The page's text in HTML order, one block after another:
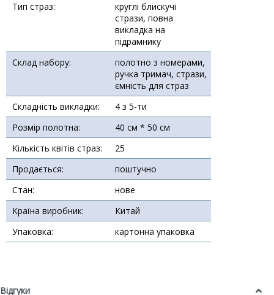
Тип страз:
круглі блискучі
стрази, повна
викладка на
підрамнику
Склад набору:
полотно з номерами,
ручка тримач, стрази,
ємність для страз
Складність викладки:
4 з 5-ти
Розмір полотна:
40 см * 50 см
Кількість квітів страз:
25
Продається:
поштучно
Стан:
нове
Країна виробник:
Китай
Упаковка:
картонна упаковка
Відгуки